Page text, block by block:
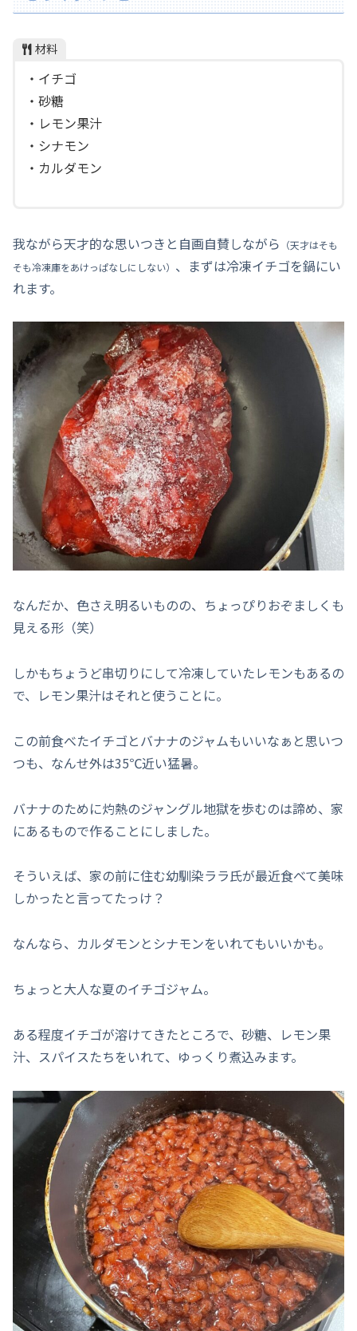
材料
・イチゴ
・砂糖
・レモン果汁
・シナモン
・カルダモン
我ながら天才的な思いつきと自画自賛しながら （天才はそも
そも冷凍庫をあけっぱなしにしない） 、まずは冷凍イチゴを鍋にい
れます。
なんだか、色さえ明るいものの、ちょっぴりおぞましくも
見える形（笑）
しかもちょうど串切りにして冷凍していたレモンもあるの
で、レモン果汁はそれと使うことに。
この前食べたイチゴとバナナのジャムもいいなぁと思いつ
つも、なんせ外は35℃近い猛暑。
バナナのために灼熱のジャングル地獄を歩むのは諦め、家
にあるもので作ることにしました。
そういえば、家の前に住む幼馴染ララ氏が最近食べて美味
しかったと言ってたっけ？
なんなら、カルダモンとシナモンをいれてもいいかも。
ちょっと大人な夏のイチゴジャム。
ある程度イチゴが溶けてきたところで、砂糖、レモン果
汁、スパイスたちをいれて、ゆっくり煮込みます。